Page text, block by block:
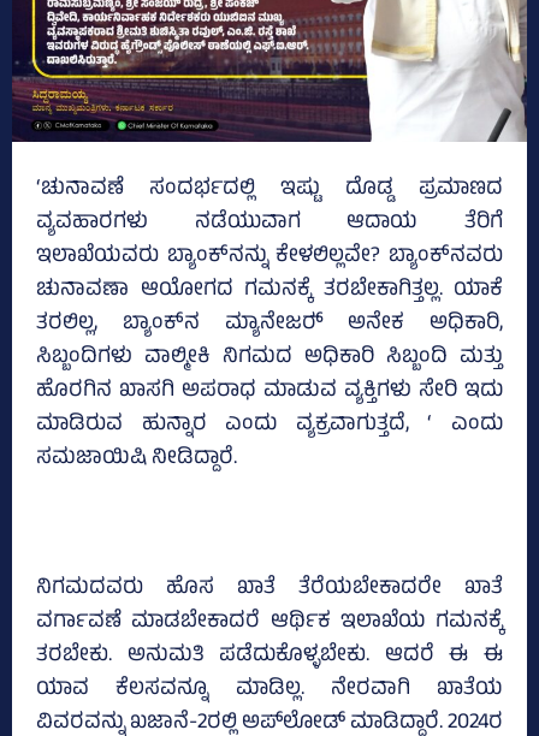
‘ಚುನಾವಣೆ ಸಂದರ್ಭದಲ್ಲಿ ಇಷ್ಟು ದೊಡ್ಡ ಪ್ರಮಾಣದ
ವ್ಯವಹಾರಗಳು ನಡೆಯುವಾಗ ಆದಾಯ ತೆರಿಗೆ
ಇಲಾಖೆಯವರು ಬ್ಯಾಂಕ್‌ನನ್ನು ಕೇಳಲಿಲ್ಲವೇ? ಬ್ಯಾಂಕ್‌ನವರು
ಚುನಾವಣಾ ಆಯೋಗದ ಗಮನಕ್ಕೆ ತರಬೇಕಾಗಿತ್ತಲ್ಲ. ಯಾಕೆ
ತರಲಿಲ್ಲ, ಬ್ಯಾಂಕ್‌ನ ಮ್ಯಾನೇಜರ್‍‌ ಅನೇಕ ಅಧಿಕಾರಿ,
ಸಿಬ್ಬಂದಿಗಳು ವಾಲ್ಮೀಕಿ ನಿಗಮದ ಅಧಿಕಾರಿ ಸಿಬ್ಬಂದಿ ಮತ್ತು
ಹೊರಗಿನ ಖಾಸಗಿ ಅಪರಾಧ ಮಾಡುವ ವ್ಯಕ್ತಿಗಳು ಸೇರಿ ಇದು
ಮಾಡಿರುವ ಹುನ್ನಾರ ಎಂದು ವ್ಯಕ್ರವಾಗುತ್ತದೆ, ‘ ಎಂದು
ಸಮಜಾಯಿಷಿ ನೀಡಿದ್ದಾರೆ.
ನಿಗಮದವರು ಹೊಸ ಖಾತೆ ತೆರೆಯಬೇಕಾದರೇ ಖಾತೆ
ವರ್ಗಾವಣೆ ಮಾಡಬೇಕಾದರೆ ಆರ್ಥಿಕ ಇಲಾಖೆಯ ಗಮನಕ್ಕೆ
ತರಬೇಕು. ಅನುಮತಿ ಪಡೆದುಕೊಳ್ಳಬೇಕು. ಆದರೆ ಈ ಈ
ಯಾವ ಕೆಲಸವನ್ನೂ ಮಾಡಿಲ್ಲ. ನೇರವಾಗಿ ಖಾತೆಯ
ವಿವರವನ್ನು ಖಜಾನೆ-2ರಲ್ಲಿ ಅಪ್‌ಲೋಡ್‌ ಮಾಡಿದ್ದಾರೆ. 2024ರ